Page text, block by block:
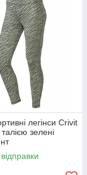
легінси Crivit
зелені